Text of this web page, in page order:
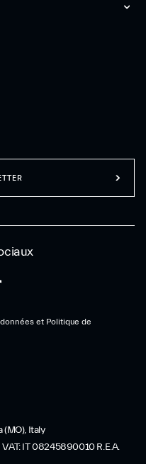
et Politique de
(MO), Italy
IT 08245890010 R.E.A.